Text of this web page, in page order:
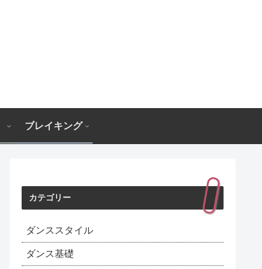
ブレイキング
カテゴリー
ダンススタイル
ダンス基礎